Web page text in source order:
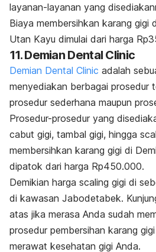
layanan-layanan yang
Biaya membersihkan karang gigi
Utan Kayu dimulai dari harga
11. Demian Dental Clinic
Demian Dental Clinic adalah
menyediakan berbagai prosedur
prosedur sederhana maupun
Prosedur-prosedur yang
cabut gigi, tambal gigi, hingga
membersihkan karang gigi di
dipatok dari harga Rp450.000.
Demikian harga scaling gigi di
di kawasan Jabodetabek.
atas jika merasa Anda sudah
prosedur pembersihan karang
merawat kesehatan gigi Anda.